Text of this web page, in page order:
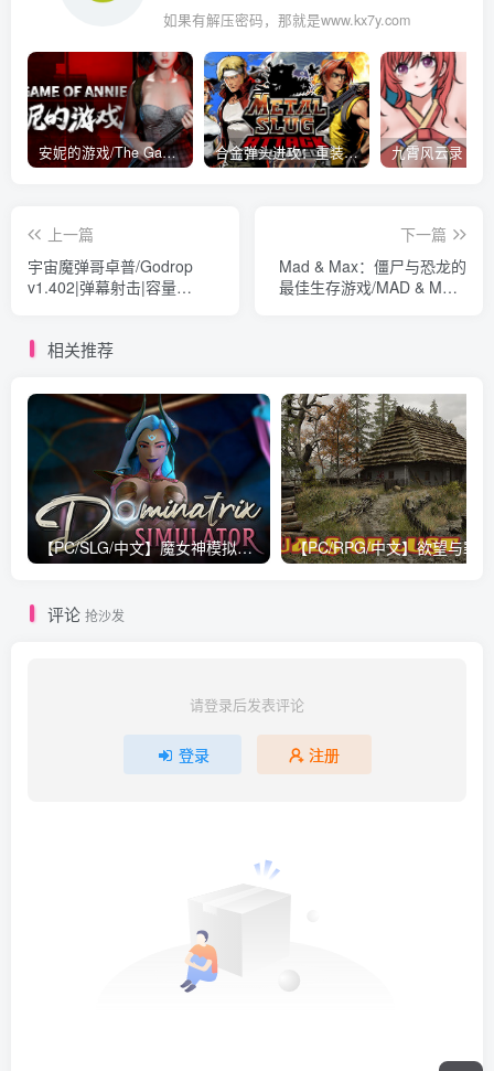
如果有解压密码，那就是www.kx7y.com
安妮的游戏/The Game of Annie v0.99981|射击动作|容量14.6GB|免安装绿色中文版 合金弹头进攻：重装上阵/METAL SLUG ATTACK RELOADED Build.16214511|策略模拟|容量2.7GB|免安装绿色中文版
上一篇
宇宙魔弹哥卓普/Godrop
v1.402|弹幕射击|容量
下一篇
Mad & Max：僵尸与恐龙的
最佳生存游戏/MAD & MAX:
色中文版
相关推荐
【PC/SLG/中文】魔女神模拟器 Dominatrix Simulator V2.6.0 STEAM官方中文版【10.2G】
评论 抢沙发
请登录后发表评论
登录 注册